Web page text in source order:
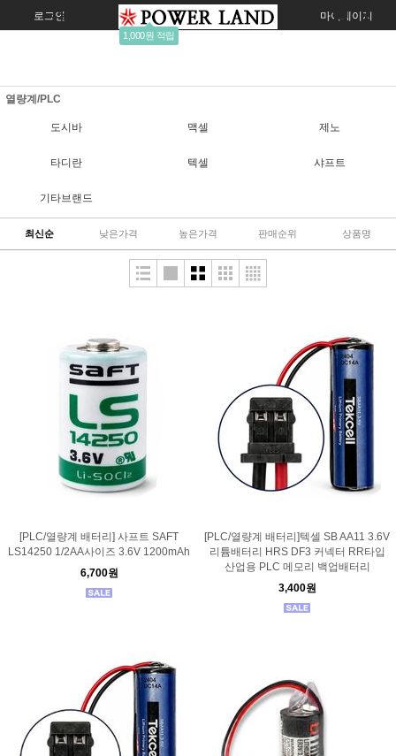
로그인 회원가입
1,000원 적립
주문조회 마이페이지
열량계/PLC
도시바 맥셀 제노
타디란 텍셀 샤프트
기타브랜드
최신순 낮은가격 높은가격 판매순위 상품명
[PLC/열량계 배터리] 사프트 SAFT
LS14250 1/2AA사이즈 3.6V 1200mAh
6,700원
[PLC/열량계 배터리]텍셀 SB AA11 3.6V
리튬배터리 HRS DF3 커넥터 RR타입
산업용 PLC 메모리 백업배터리
3,400원